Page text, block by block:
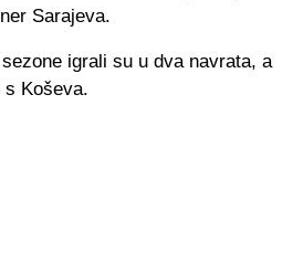
Sarajeva.
igrali su u dva navrata, a
s Koševa.